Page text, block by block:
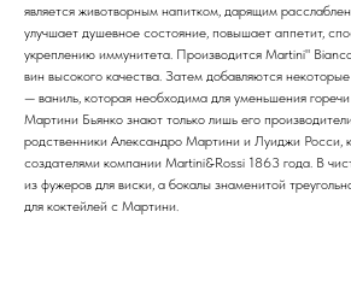
является животворным напитком, дарящим
улучшает душевное состояние, повышает аппетит,
укреплению иммунитета. Производится Martini"
вин высокого качества. Затем добавляются
— ваниль, которая необходима для уменьшения
Мартини Бьянко знают только лишь его
родственники Александро Мартини и Луиджи Росси,
создателями компании Martini&Rossi 1863 года. В
из фужеров для виски, а бокалы знаменитой
для коктейлей с Мартини.